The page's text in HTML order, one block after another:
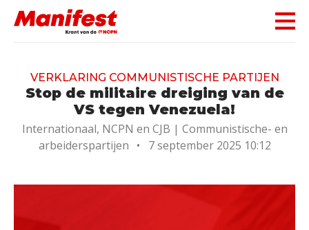
Skip navigation
VERKLARING COMMUNISTISCHE PARTIJEN
Stop de militaire dreiging van de
VS tegen Venezuela!
Internationaal, NCPN en CJB | Communistische- en
arbeiderspartijen • 7 september 2025 10:12